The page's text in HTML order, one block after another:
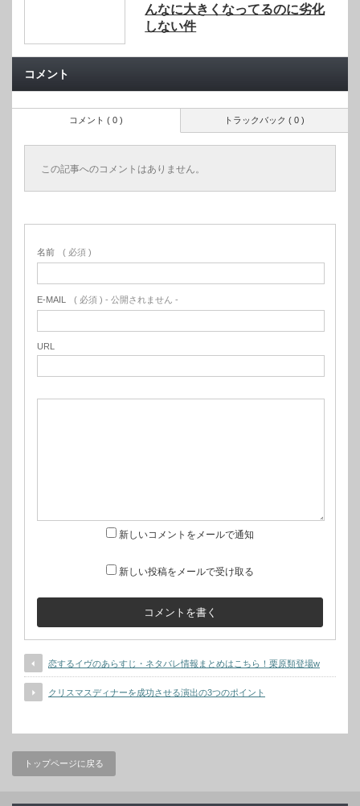
んなに大きくなってるのに劣化
しない件
コメント
トラックバック ( 0 )
コメント ( 0 )
この記事へのコメントはありません。
名前 ( 必須 )
E-MAIL ( 必須 ) - 公開されません -
URL
新しいコメントをメールで通知
新しい投稿をメールで受け取る
恋するイヴのあらすじ・ネタバレ情報まとめはこちら！栗原類登場w
クリスマスディナーを成功させる演出の3つのポイント
トップページに戻る